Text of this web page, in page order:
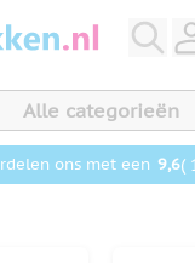
Alle categorieën
ons met een 9,6(